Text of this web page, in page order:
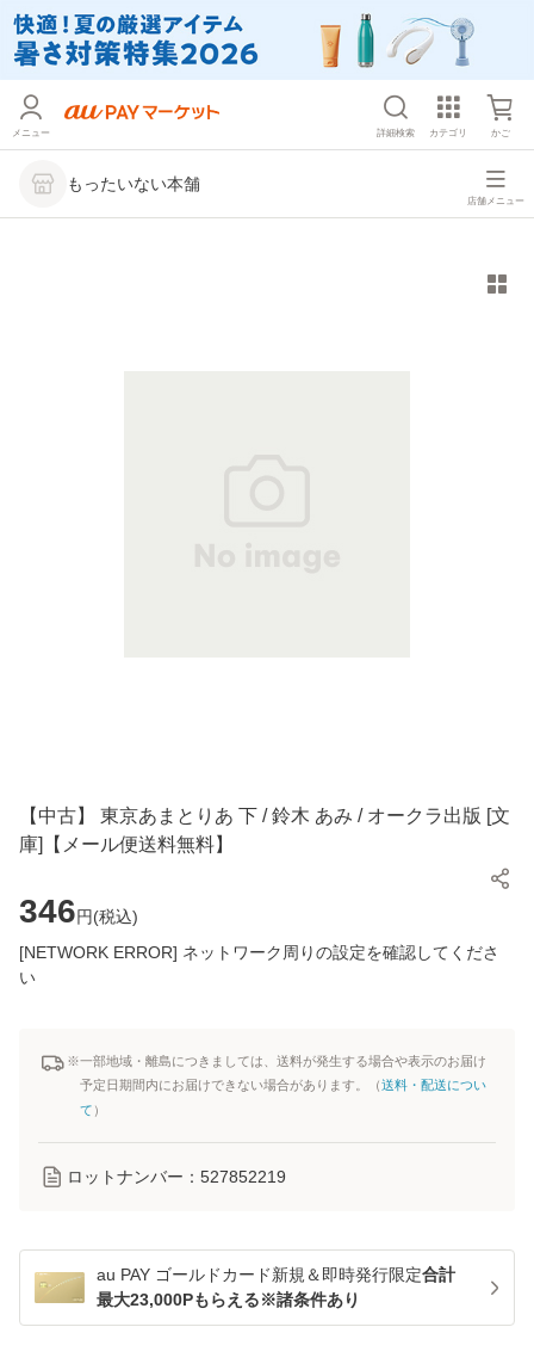
メニュー 詳細検索 カテゴリ かご
もったいない本舗
店舗メニュー
【中古】 東京あまとりあ 下 / 鈴木 あみ / オークラ出版 [文
庫]【メール便送料無料】
346円(税込)
[NETWORK ERROR] ネットワーク周りの設定を確認してくださ
い
※一部地域・離島につきましては、送料が発生する場合や表示のお届け
予定日期間内にお届けできない場合があります。（送料・配送につい
て ）
ロットナンバー： 527852219
au PAY ゴールドカード新規＆即時発行限定合計
最大23,000Pもらえる※諸条件あり